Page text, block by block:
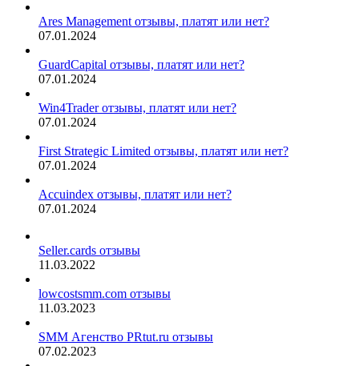
Ares Management отзывы, платят или нет?
07.01.2024
GuardCapital отзывы, платят или нет?
07.01.2024
Win4Trader отзывы, платят или нет?
07.01.2024
First Strategic Limited отзывы, платят или нет?
07.01.2024
Accuindex отзывы, платят или нет?
07.01.2024
Seller.cards отзывы
11.03.2022
lowcostsmm.com отзывы
11.03.2023
SMM Агенство PRtut.ru отзывы
07.02.2023